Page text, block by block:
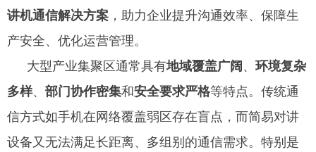
讲机通信解决方案 ，助力企业提升沟通效率、保障生
产安全、优化运营管理。
大型产业集聚区通常具有地域覆盖广阔 、 环境复杂
多样、 部门协作密集和安全要求严格等特点。传统通
信方式如手机在网络覆盖弱区存在盲点，而简易对讲
设备又无法满足长距离、多组别的通信需求。特别是